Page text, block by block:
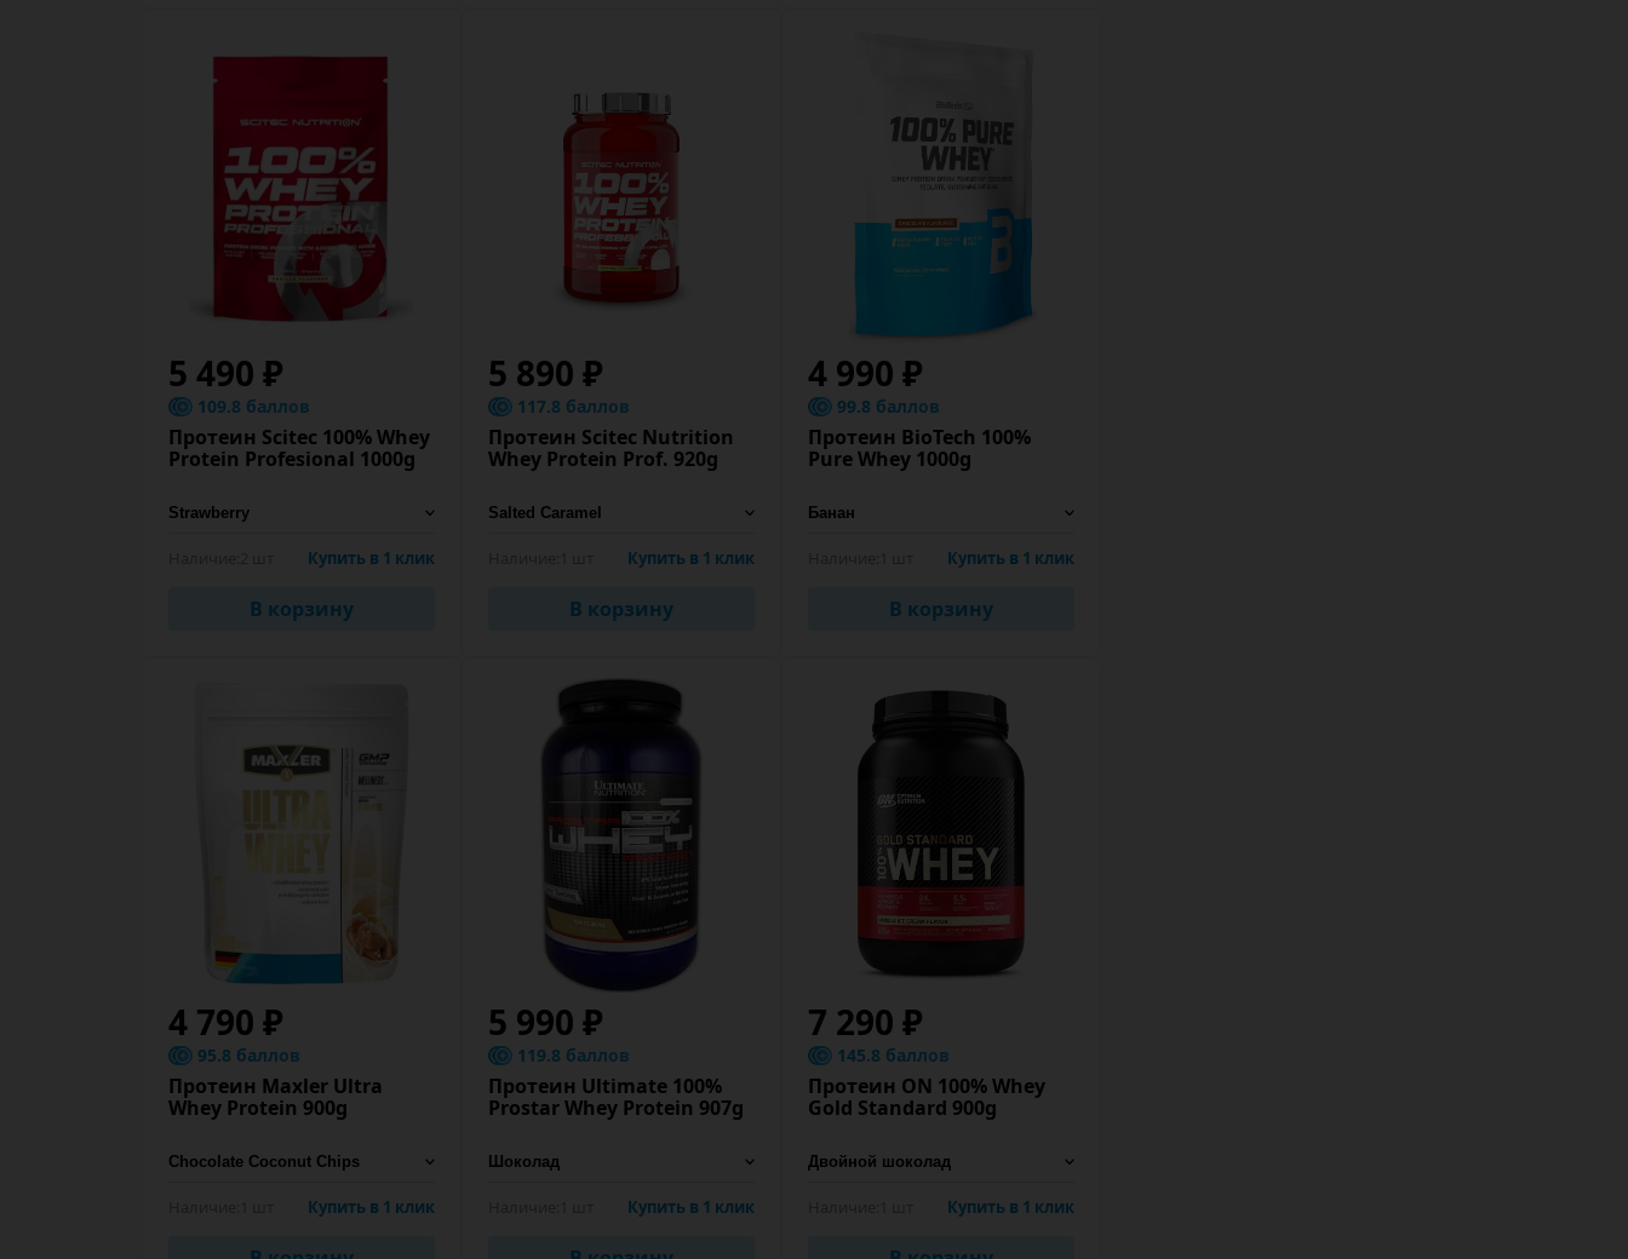
5 490 ₽
109.8 баллов
Протеин Scitec 100% Whey
Protein Profesional 1000g
Купить в 1 клик
В корзину
5 890 ₽
117.8 баллов
Протеин Scitec Nutrition
Whey Protein Prof. 920g
Купить в 1 клик
В корзину
4 990 ₽
99.8 баллов
Протеин BioTech 100%
Pure Whey 1000g
Купить в 1 клик
В корзину
4 790 ₽
95.8 баллов
Протеин Maxler Ultra
Whey Protein 900g
Купить в 1 клик
5 990 ₽
119.8 баллов
Протеин Ultimate 100%
Prostar Whey Protein 907g
Купить в 1 клик
7 290 ₽
145.8 баллов
Протеин ON 100% Whey
Gold Standard 900g
Купить в 1 клик